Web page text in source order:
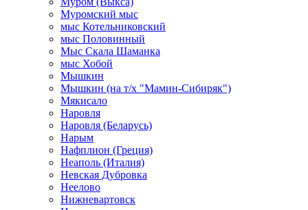
Муромский мыс
мыс Котельниковский
мыс Половинный
Мыс Скала Шаманка
мыс Хобой
Мышкин
Мышкин (на т/х "Мамин-Сибиряк")
Мякисало
Наровля
Наровля (Беларусь)
Нарым
Нафплион (Греция)
Неаполь (Италия)
Невская Дубровка
Неелово
Нижневартовск